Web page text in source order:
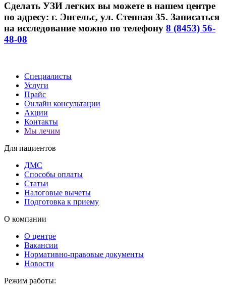
Сделать УЗИ легких вы можете в нашем центре
по адресу: г. Энгельс, ул. Степная 35. Записаться
на исследование можно по телефону 8 (8453) 56-
48-08
Специалисты
Услуги
Прайс
Онлайн консультации
Акции
Контакты
Мы лечим
Для пациентов
ДМС
Способы оплаты
Статьи
Налоговые вычеты
Подготовка к приему
О компании
О центре
Вакансии
Нормативно-правовые документы
Новости
Режим работы: